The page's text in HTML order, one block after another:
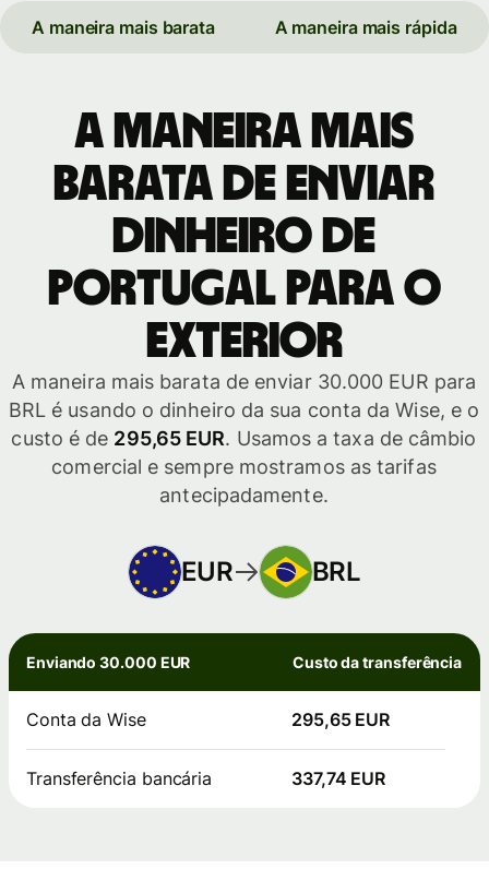
A maneira mais barata A maneira mais rápida
A maneira mais
barata de enviar
dinheiro de
Portugal para o
exterior
A maneira mais barata de enviar 30.000 EUR para
BRL é usando o dinheiro da sua conta da Wise, e o
custo é de 295,65 EUR. Usamos a taxa de câmbio
comercial e sempre mostramos as tarifas
antecipadamente.
EUR BRL
Enviando 30.000 EUR Custo da transferência
Conta da Wise 295,65 EUR
Transferência bancária 337,74 EUR